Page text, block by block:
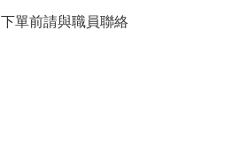
下單前請與職員聯絡